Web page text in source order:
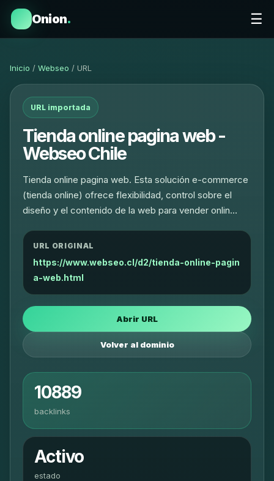
Onion. ☰
Inicio / Webseo / URL
URL importada
Tienda online pagina web -
Webseo Chile
Tienda online pagina web. Esta solución e-commerce
(tienda online) ofrece flexibilidad, control sobre el
diseño y el contenido de la web para vender onlin…
URL ORIGINAL
https://www.webseo.cl/d2/tienda-online-pagin
a-web.html
Abrir URL
Volver al dominio
10889
backlinks
Activo
estado